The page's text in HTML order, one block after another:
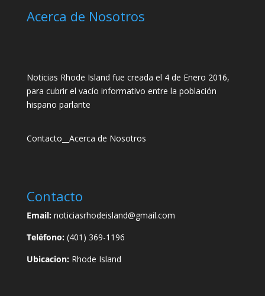
Acerca de Nosotros
Noticias Rhode Island fue creada el 4 de Enero 2016,
para cubrir el vacío informativo entre la población
hispano parlante
Contacto Acerca de Nosotros
Contacto
Email:noticiasrhodeisland@gmail.com
Teléfono:(401) 369-1196
Ubicacion:Rhode Island